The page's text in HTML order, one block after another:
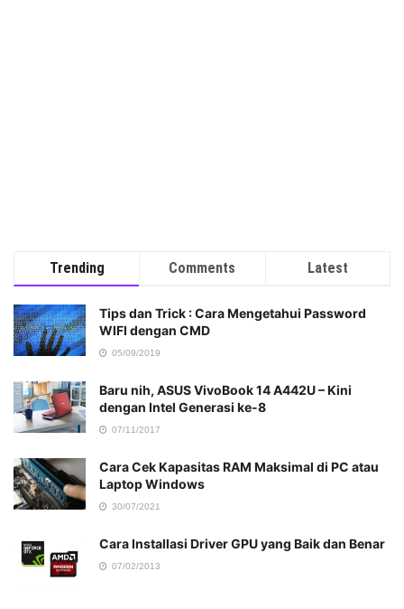
Trending Comments Latest
Tips dan Trick : Cara Mengetahui Password
WIFI dengan CMD
05/09/2019
Baru nih, ASUS VivoBook 14 A442U – Kini
dengan Intel Generasi ke-8
07/11/2017
Cara Cek Kapasitas RAM Maksimal di PC atau
Laptop Windows
30/07/2021
Cara Installasi Driver GPU yang Baik dan Benar
07/02/2013